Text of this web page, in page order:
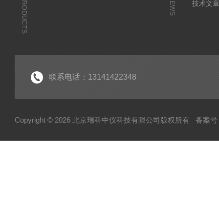
PRODUCTS NEWS 技术文
联系电话：13141422348
Copyright © 2026 北京瑞科中仪科技有限公司版权所有 备案号